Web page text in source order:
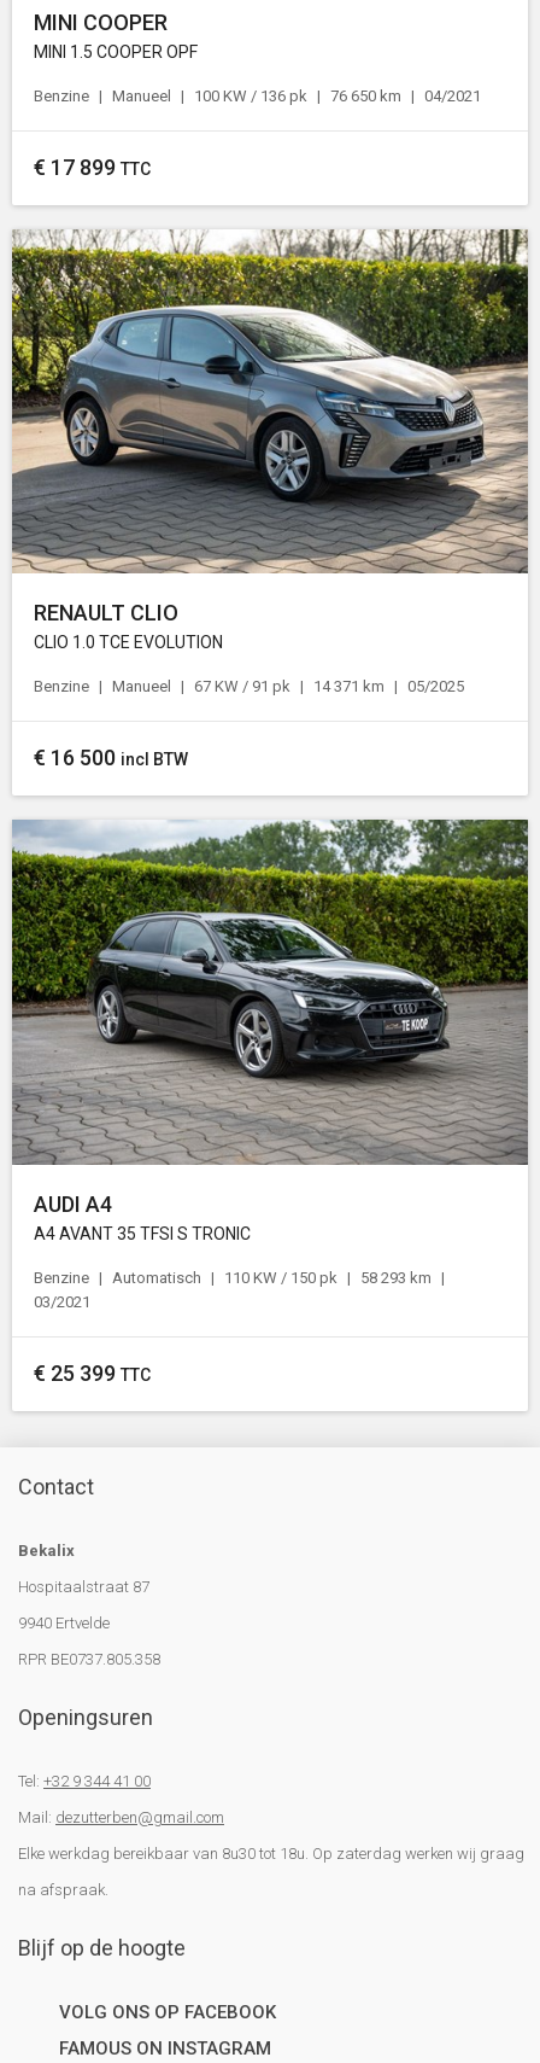
MINI COOPER
MINI 1.5 COOPER OPF
Benzine Manueel 100 KW / 136 pk 76 650 km 04/2021
€ 17 899 TTC
RENAULT CLIO
CLIO 1.0 TCE EVOLUTION
Benzine Manueel 67 KW / 91 pk 14 371 km 05/2025
€ 16 500 incl BTW
AUDI A4
A4 AVANT 35 TFSI S TRONIC
Benzine Automatisch 110 KW / 150 pk
58 293 km
03/2021
€ 25 399 TTC
Contact
Bekalix
Hospitaalstraat 87
9940 Ertvelde
RPR BE0737.805.358
Openingsuren
Tel: +32 9 344 41 00
Mail: dezutterben@gmail.com
Elke werkdag bereikbaar van 8u30 tot 18u. Op zaterdag werken wij graag
na afspraak.
Blijf op de hoogte
VOLG ONS OP FACEBOOK
FAMOUS ON INSTAGRAM